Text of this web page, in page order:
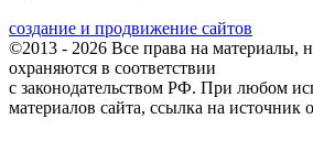
создание и продвижение сайтов
©2013 - 2026 Все права на материалы,
охраняются в соответствии
с законодательством РФ. При любом
материалов сайта, ссылка на источник